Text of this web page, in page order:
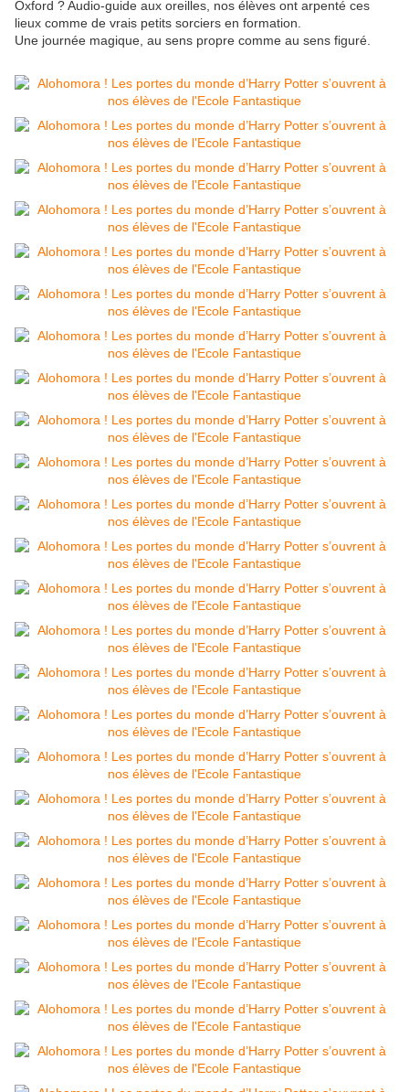
Oxford ? Audio-guide aux oreilles, nos élèves ont arpenté ces
lieux comme de vrais petits sorciers en formation.
Une journée magique, au sens propre comme au sens figuré.